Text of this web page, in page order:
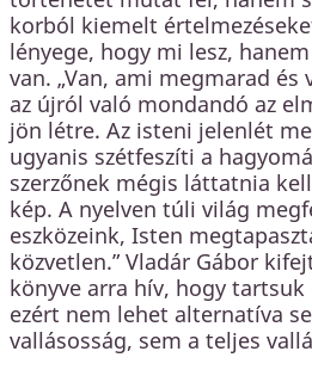
korból kiemelt
lényege, hogy mi lesz,
van. „Van, ami megmarad
az újról való mondandó az
jön létre. Az isteni jelenlét
ugyanis szétfeszíti a
szerzőnek mégis láttatnia
kép. A nyelven túli világ
eszközeink, Isten
közvetlen.” Vladár Gábor
könyve arra hív, hogy
ezért nem lehet alternatíva
vallásosság, sem a teljes